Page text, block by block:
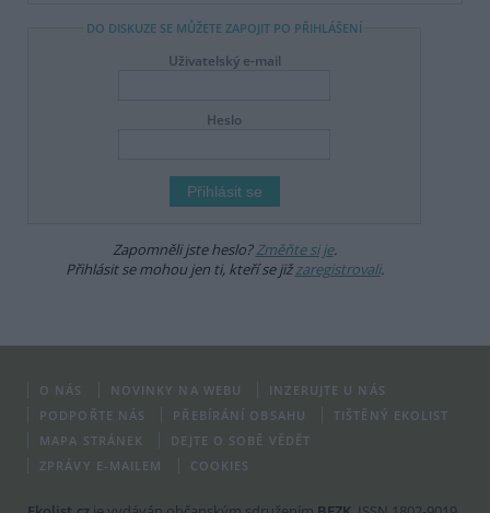
DO DISKUZE SE MŮŽETE ZAPOJIT PO PŘIHLÁŠENÍ
Uživatelský e-mail
Heslo
Zapomněli jste heslo?Změňte si je.
Přihlásit se mohou jen ti, kteří se jižzaregistrovali.
O NÁS NOVINKY NA WEBU
INZERUJTE U NÁS
PODPOŘTE NÁS
PŘEBÍRÁNÍ OBSAHU
TIŠTĚNÝ EKOLIST
MAPA STRÁNEK
DEJTE O SOBĚ VĚDĚT
ZPRÁVY E-MAILEM
COOKIES